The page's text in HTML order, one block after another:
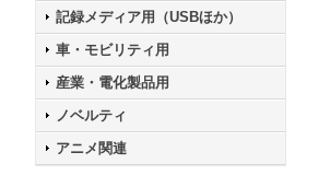
記録メディア用（USBほか）
車・モビリティ用
産業・電化製品用
ノベルティ
アニメ関連